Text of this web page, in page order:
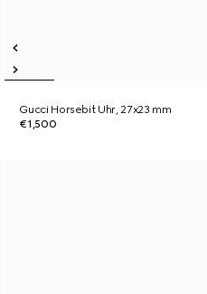
Gucci Horsebit Uhr, 27x23 mm
€1,500